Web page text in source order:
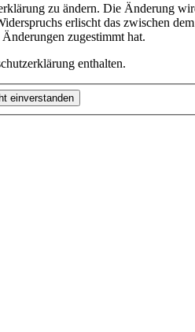
zu ändern. Die Änderung
erlischt das zwischen
zugestimmt hat.
enthalten.